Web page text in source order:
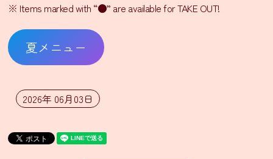
Facebook
X(旧
Twitter)
ァ
ー
※ Items marked with “●” are available for TAKE OUT!
夏メニュー
2026年 06月03日